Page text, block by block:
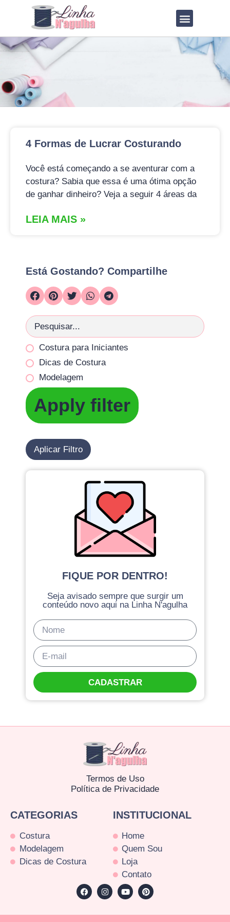
4 Formas de Lucrar Costurando
Você está começando a se aventurar com a
costura? Sabia que essa é uma ótima opção
de ganhar dinheiro? Veja a seguir 4 áreas da
LEIA MAIS »
Está Gostando? Compartilhe
Costura para Iniciantes
Dicas de Costura
Modelagem
Apply filter
Aplicar Filtro
FIQUE POR DENTRO!
Seja avisado sempre que surgir um
conteúdo novo aqui na Linha N'agulha
CADASTRAR
Termos de Uso
Política de Privacidade
CATEGORIAS
Costura
Modelagem
Dicas de Costura
INSTITUCIONAL
Home
Quem Sou
Loja
Contato